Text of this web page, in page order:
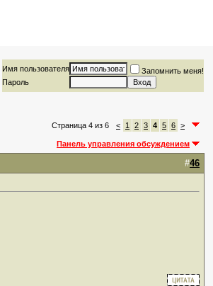
Имя пользователя
Запомнить меня!
Пароль
Страница 4 из 6 < 1 2 3 4 5 6 >
Панель управления обсуждением
#46